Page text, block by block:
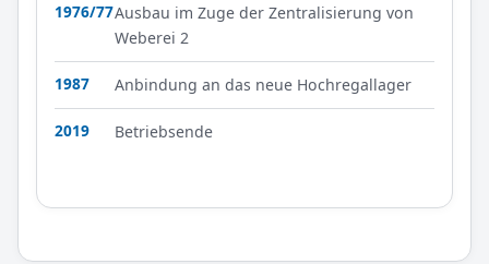
1976/77Ausbau im Zuge der Zentralisierung von
Weberei 2
1987 Anbindung an das neue Hochregallager
2019 Betriebsende